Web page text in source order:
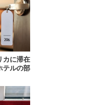
カに滞在
テルの部